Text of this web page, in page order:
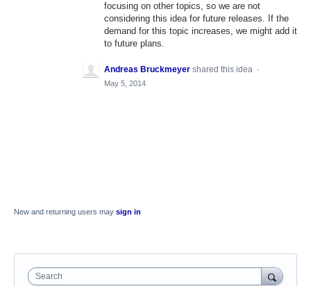
focusing on other topics, so we are not
considering this idea for future releases. If the
demand for this topic increases, we might add it
to future plans.
Andreas Bruckmeyer shared this idea ·
May 5, 2014
New and returning users may sign in
Search